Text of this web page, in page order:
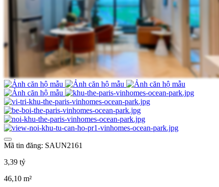
Mã tin đăng: SAUN2161
3,39 tỷ
46,10 m²